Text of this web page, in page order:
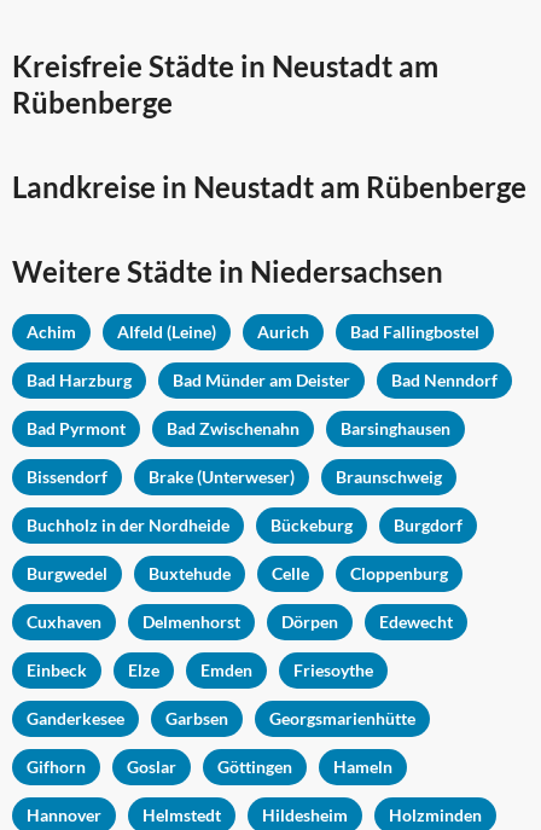
Kreisfreie Städte in Neustadt am
Rübenberge
Landkreise in Neustadt am Rübenberge
Weitere Städte in Niedersachsen
Achim Alfeld (Leine) Aurich Bad Fallingbostel
Bad Harzburg Bad Münder am Deister Bad Nenndorf
Bad Pyrmont Bad Zwischenahn Barsinghausen
Bissendorf Brake (Unterweser) Braunschweig
Buchholz in der Nordheide Bückeburg Burgdorf
Burgwedel Buxtehude Celle Cloppenburg
Cuxhaven Delmenhorst Dörpen Edewecht
Einbeck Elze Emden Friesoythe
Ganderkesee Garbsen Georgsmarienhütte
Gifhorn Goslar Göttingen Hameln
Hannover Helmstedt Hildesheim Holzminden